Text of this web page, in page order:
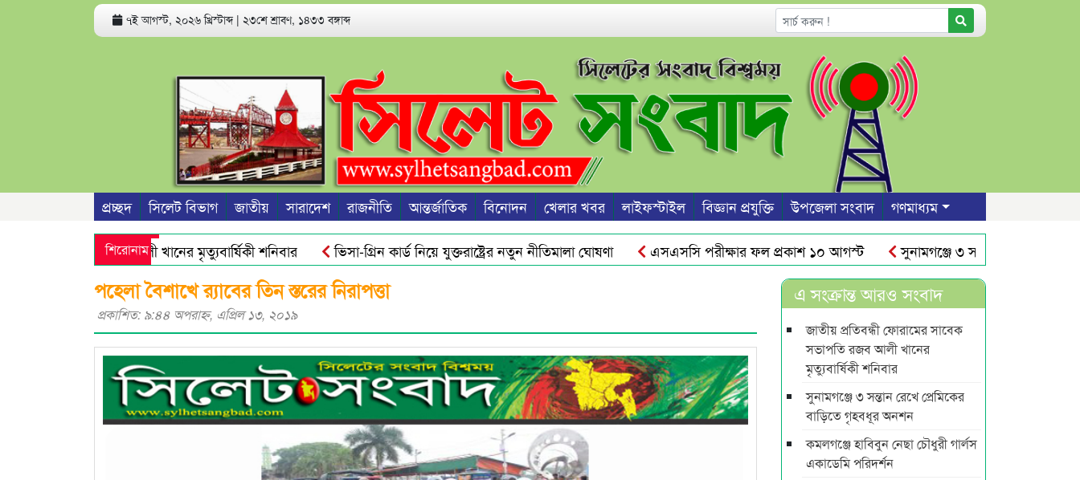
৭ই আগস্ট, ২০২৬ খ্রিস্টাব্দ | ২৩শে শ্রাবণ, ১৪৩৩ বঙ্গাব্দ
প্রচ্ছদ সিলেট বিভাগ জাতীয় সারাদেশ রাজনীতি আন্তর্জাতিক বিনোদন খেলার খবর লাইফস্টাইল বিজ্ঞান প্রযুক্তি উপজেলা সংবাদ গণমাধ্যম
শিরোনাম
সভাপতি রজব আলী খানের মৃত্যুবার্ষিকী শনিবার ভিসা-গ্রিন কার্ড নিয়ে যুক্তরাষ্ট্রের নতুন নীতিমালা ঘোষণা এসএসসি পরীক্ষার ফল প্রকাশ ১০ আগস্ট
সুনামগঞ্জে ৩ সন্তান রেখে প্রেমিকের
নতুন বাংলাদেশের পথচলা শুরু হবে জুলাই স্মৃতি জাদুঘর থেকে : ড. ইউনূস ওসমানীনগরে রাতের আঁধারে রাস্তার উপর দেয়াল নির্মাণ শাবিতে রুদ্র সেনের
পহেলা বৈশাখে র‌্যাবের তিন স্তরের নিরাপত্তা
প্রকাশিত: ৯:৪৪ অপরাহ্ণ, এপ্রিল ১৩, ২০১৯
এ সংক্রান্ত আরও সংবাদ
জাতীয় প্রতিবন্ধী ফোরামের সাবেক
সভাপতি রজব আলী খানের
মৃত্যুবার্ষিকী শনিবার
সুনামগঞ্জে ৩ সন্তান রেখে প্রেমিকের
বাড়িতে গৃহবধূর অনশন
কমলগঞ্জে হাবিবুন নেছা চৌধুরী গার্লস
একাডেমি পরিদর্শন